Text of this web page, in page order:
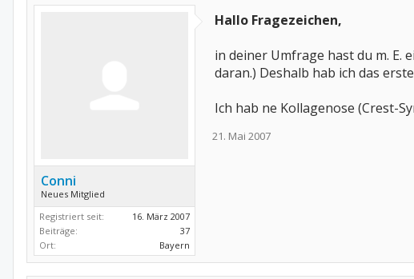
Conni
Neues Mitglied
Registriert seit:
16. März 2007
Beiträge:
37
Ort:
Bayern
Hallo Fragezeichen,
in deiner Umfrage hast du m. E.
daran.) Deshalb hab ich das
Ich hab ne Kollagenose (Crest-
21. Mai 2007